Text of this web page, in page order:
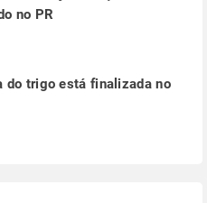
no PR
do trigo está finalizada no